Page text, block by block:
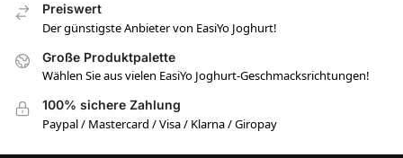
Preiswert
Der günstigste Anbieter von EasiYo Joghurt!
Große Produktpalette
Wählen Sie aus vielen EasiYo Joghurt-Geschmacksrichtungen!
100% sichere Zahlung
Paypal / Mastercard / Visa / Klarna / Giropay